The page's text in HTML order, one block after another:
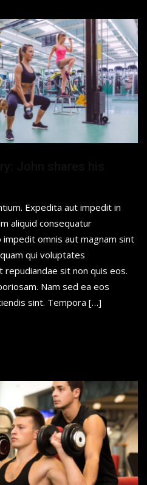
Expedita aut impedit in
aliquid consequatur
impedit omnis aut magnam sint
qui voluptates
repudiandae sit non quis eos.
Nam sed ea eos
sint. Tempora […]